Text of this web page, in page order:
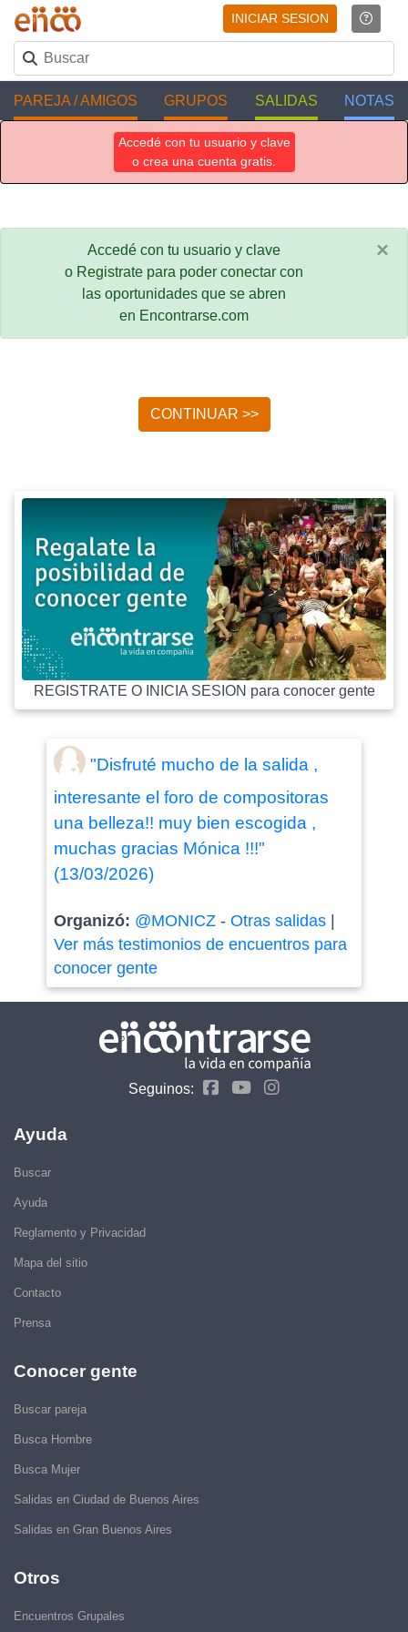
INICIAR SESION
PAREJA / AMIGOS GRUPOS SALIDAS NOTAS
Accedé con tu usuario y clave
o crea una cuenta gratis.
Accedé con tu usuario y clave
o Registrate para poder conectar con
las oportunidades que se abren
en Encontrarse.com
×
CONTINUAR >>
REGISTRATE O INICIA SESION para conocer gente
"Disfruté mucho de la salida ,
interesante el foro de compositoras
una belleza!! muy bien escogida ,
muchas gracias Mónica !!!"
(13/03/2026)
Organizó: @MONICZ- Otras salidas|
Ver más testimonios de encuentros para
conocer gente
Seguinos:
Ayuda
Buscar
Ayuda
Reglamento y Privacidad
Mapa del sitio
Contacto
Prensa
Conocer gente
Buscar pareja
Busca Hombre
Busca Mujer
Salidas en Ciudad de Buenos Aires
Salidas en Gran Buenos Aires
Otros
Encuentros Grupales